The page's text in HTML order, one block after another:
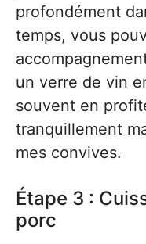
profondément
temps, vous
un verre de vin
souvent en
tranquillement
mes convives.
Étape 3 :
porc